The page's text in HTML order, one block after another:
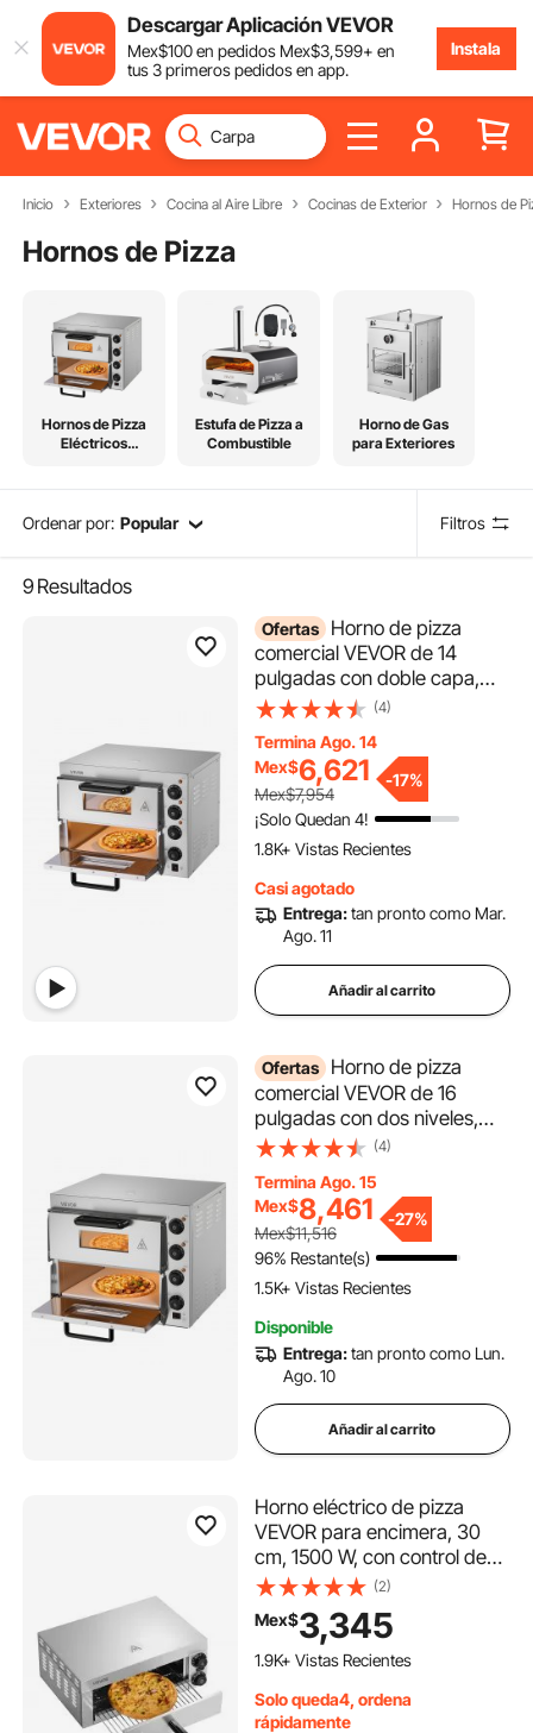
Descargar Aplicación VEVOR
Mex$100en pedidos Mex$3,599+ en
tus 3 primeros pedidos en app.
Instala
Inicio Exteriores Cocina al Aire Libre Cocinas de Exterior Hornos de
Hornos de Pizza
Hornos de Pizza
Eléctricos
Estufa de Pizza a
Combustible
Horno de Gas
para Exteriores
Ordenar por: Popular Filtros
9 Resultados
Ofertas Horno de pizza
comercial VEVOR de 14
pulgadas con doble capa,
horno eléctrico de acero
máquina multiusos para pizza
de interior, ideal para
restaurantes, hogares y
pretzels horneados.
(4)
Termina Ago. 14
Mex$6,621
Mex$7,954
-17%
¡Solo Quedan 4!
1.8K+ Vistas Recientes
Casi agotado
Entrega:tan pronto como Mar.
Ago. 11
Añadir al carrito
Ofertas Horno de pizza
comercial VEVOR de 16
pulgadas con dos niveles,
horno eléctrico de acero
máquina multiusos para pizza
de interior, ideal para
restaurantes, hogares y
pretzels horneados.
(4)
Termina Ago. 15
Mex$8,461
Mex$11,516
-27%
96% Restante(s)
1.5K+ Vistas Recientes
Disponible
Entrega:tan pronto como Lun.
Ago. 10
Añadir al carrito
Horno eléctrico de pizza
VEVOR para encimera, 30
cm, 1500 W, con control de
temperatura y temporizador
de 0 a 60 minutos, tecnología
de horneado uniforme y
bandeja recogemigas fácil de
comerciales y domésticas.
(2)
Mex$3,345
1.9K+ Vistas Recientes
Solo queda4, ordena
rápidamente